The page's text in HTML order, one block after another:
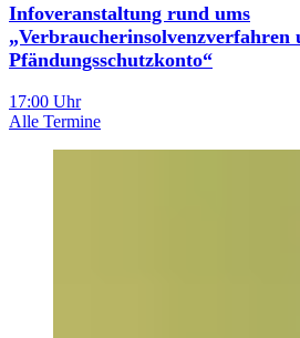
Infoveranstaltung rund ums
„Verbraucherinsolvenzverfahren
Pfändungsschutzkonto“
17:00 Uhr
Alle Termine